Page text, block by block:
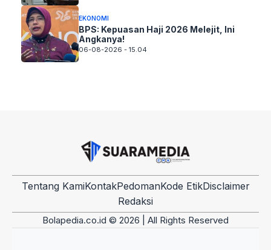
EKONOMI
BPS: Kepuasan Haji 2026 Melejit, Ini
Angkanya!
06-08-2026 - 15.04
Tentang KamiKontakPedomanKode EtikDisclaimer
Redaksi
Bolapedia.co.id © 2026 | All Rights Reserved